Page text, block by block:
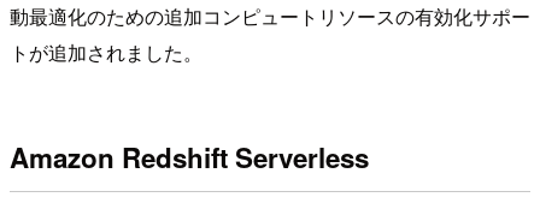
動最適化のための追加コンピュートリソースの有効化サポー
トが追加されました。
Amazon Redshift Serverless